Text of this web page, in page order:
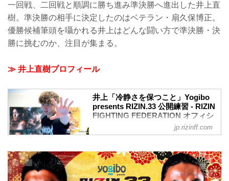
9月のバンタム級グランプリ二回戦で大塚
隆史を判定で下し、準決勝に勝ち上がっ
た扇久保博正。準決勝の対戦相手はGP抽
選会の時から対戦を熱望していた井上直
樹に決定した。扇久保は元UFCファイタ
のか…？！
扇久保博正 公開練習風景
2021年12月14日（火）扇久保...
一回戦、二回戦と順調に勝ち進み準決勝へ進出した井上直
樹。準決勝の相手に決定したのはベテラン・扇久保博正。
優勝候補筆頭を囁かれる井上はどんな闘い方で準決勝・決
勝に挑むのか、注目が集まる。
≫ 井上直樹プロフィール
井上「冷静さを保つこと」Yogibo
presents RIZIN.33 公開練習 - RIZIN
FIGHTING FEDERATION オフィシ
内で練習を公開した。
一回戦、二回戦と順調に勝ち進み準決勝
へ進出した井上直樹。準決勝の相手に決
jp.rizinff.com